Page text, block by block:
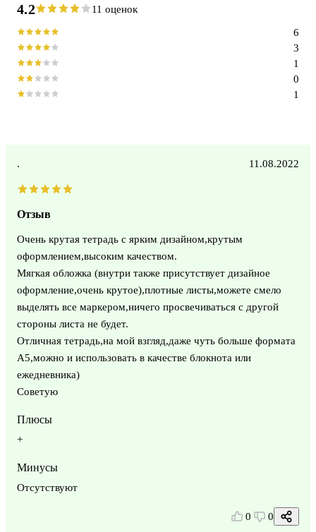
4.2 11 оценок
1
0
1
3
6
. 11.08.2022
Отзыв
Очень крутая тетрадь с ярким дизайном,крутым
оформлением,высоким качеством.
Мягкая обложка (внутри также присутствует дизайное
оформление,очень крутое),плотные листы,можете смело
выделять все маркером,ничего просвечиваться с другой
стороны листа не будет.
Отличная тетрадь,на мой взгляд,даже чуть больше формата
А5,можно и использовать в качестве блокнота или
ежедневника)
Советую
Плюсы
+
Минусы
Отсутствуют
0 0